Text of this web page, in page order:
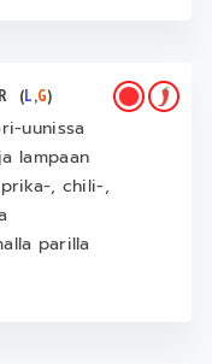
(L,G)
uunissa
lampaan
, chili-,
parilla